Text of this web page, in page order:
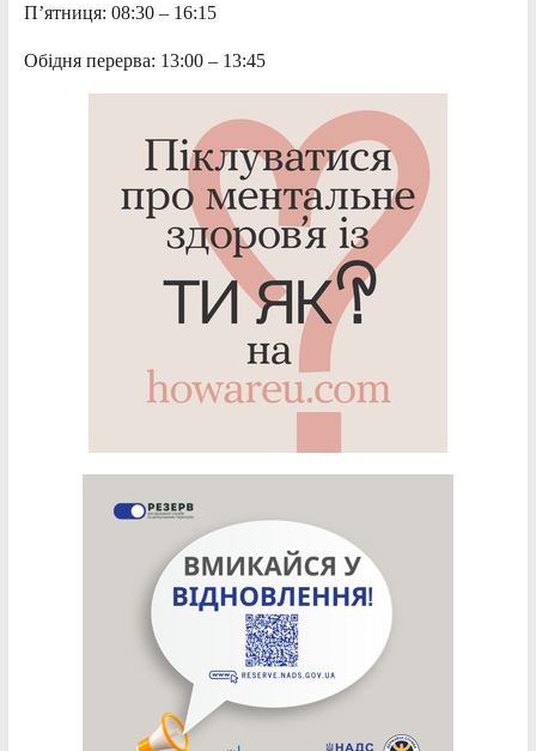
П’ятниця: 08:30 – 16:15
Обідня перерва: 13:00 – 13:45